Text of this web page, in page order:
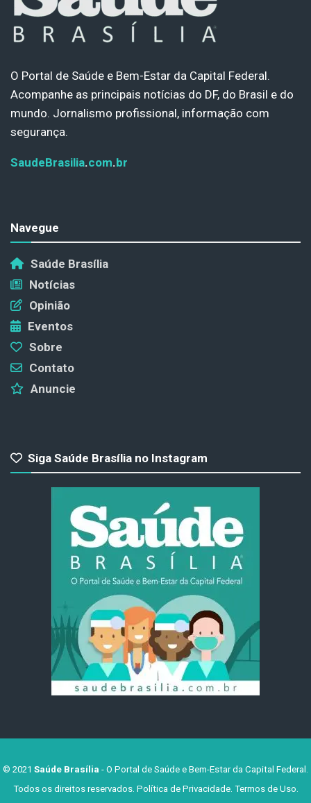
O Portal de Saúde e Bem-Estar da Capital Federal.
Acompanhe as principais notícias do DF, do Brasil e do
mundo. Jornalismo profissional, informação com
segurança.
SaudeBrasilia.com.br
Navegue
Saúde Brasília
Notícias
Opinião
Eventos
Sobre
Contato
Anuncie
Siga Saúde Brasília no Instagram
© 2021 Saúde Brasília - O Portal de Saúde e Bem-Estar da Capital Federal.
Todos os direitos reservados. Política de Privacidade. Termos de Uso